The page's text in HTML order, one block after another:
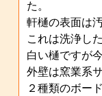
た。
軒樋の表面は
これは洗浄し
白い樋ですが
外壁は窯業系
２種類のボー